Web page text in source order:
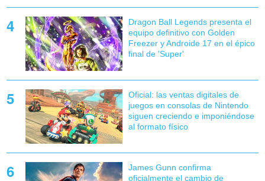
Dragon Ball Legends presenta el
equipo definitivo con Golden
Freezer y Androide 17 en el épico
final de 'Super'
Oficial: las ventas digitales de
juegos en consolas de Nintendo
siguen creciendo e imponiéndose
al formato físico
James Gunn confirma
oficialmente el cambio de